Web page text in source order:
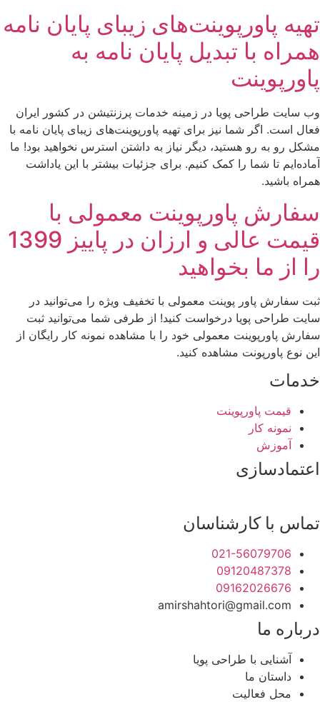
تهیه پاورپوینت‌های زیبای پایان نامه
همراه با تبدیل پایان نامه به
پاورپوینت
وب سایت طراحی پویا در زمینه خدمات پرزنتیشن در کشور ایران
فعال است. اگر شما نیز برای تهیه پاورپوینت‌های زیبای پایان نامه با
مشکل رو به رو هستید، دیگر نیاز به داشتن استرس نخواهید بود! ما
آماده‌ایم تا شما را کمک کنیم. برای جزئیات بیشتر با این یاداشت
همراه باشید.
سفارش پاورپوینت معمولی با
قیمت عالی و ارزان در پاییز 1399
را از ما بخواهید
ثبت سفارش پاور پوینت معمولی با تخفیف ویژه را می‌توانید در
سایت طراحی پویا درخواست کنید! از طرفی شما می‌توانید ثبت
سفارش پاورپوینت معمولی خود را با مشاهده نمونه کار رایگان از
این نوع پاورپونت مشاهده کنید.
خدمات
قیمت پاورپوینت
نمونه کار
آموزش
اعتمادسازی
تماس با کارشناسان
021-56079706
09120487378
09162026676
amirshahtori@gmail.com
درباره ما
آشنایی با طراحی پویا
داستان ما
محل فعالیت